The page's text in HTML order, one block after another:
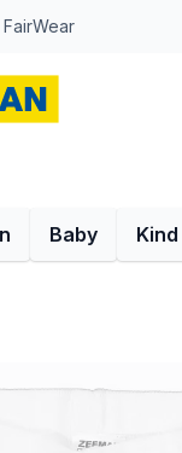
Baby Kind